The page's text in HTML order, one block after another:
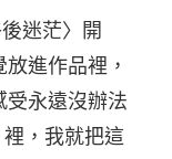
迷茫〉開
進作品裡，
受永遠沒辦法
，我就把這